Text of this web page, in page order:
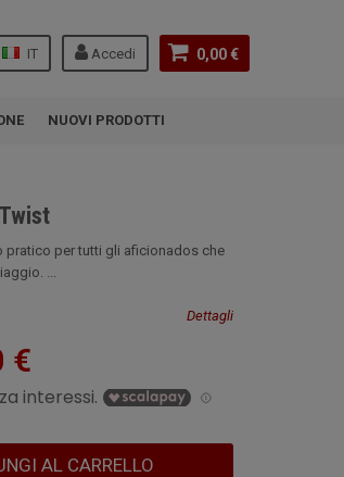
0,00 €
Accedi
IT
NUOVI PRODOTTI
pratico per tutti gli aficionados che
...
Dettagli
€
AL CARRELLO